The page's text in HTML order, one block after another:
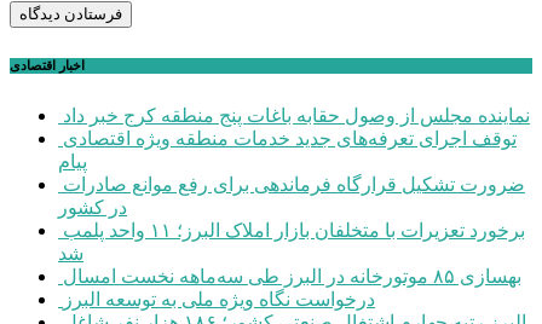
اخبار اقتصادی
نماینده مجلس از وصول حقابه باغات پنج منطقه کرج خبر داد
پیام
در کشور
شد
بهسازی ۸۵ موتورخانه در البرز طی سه‌ماهه نخست امسال
درخواست نگاه ویژه ملی به توسعه البرز